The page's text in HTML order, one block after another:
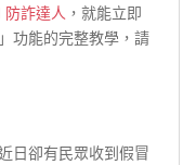
防詐達人 ，就能立即
功能的完整教學，請
日卻有民眾收到假冒